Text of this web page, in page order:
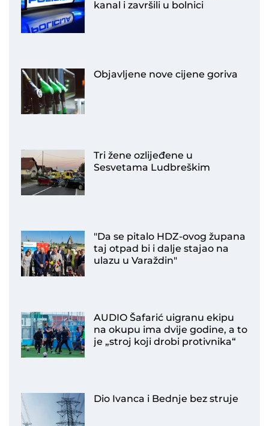
kanal i završili u bolnici
Objavljene nove cijene goriva
Tri žene ozlijeđene u
Sesvetama Ludbreškim
"Da se pitalo HDZ-ovog župana
taj otpad bi i dalje stajao na
ulazu u Varaždin"
AUDIO Šafarić uigranu ekipu
na okupu ima dvije godine, a to
je „stroj koji drobi protivnika“
Dio Ivanca i Bednje bez struje